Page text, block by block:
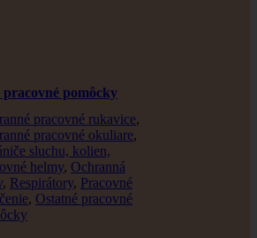
pracovné pomôcky
pracovné rukavice,
pracovné okuliare,
sluchu, kolien,
helmy, Ochranná
, Respirátory, Pracovné
, Ostatné pracovné